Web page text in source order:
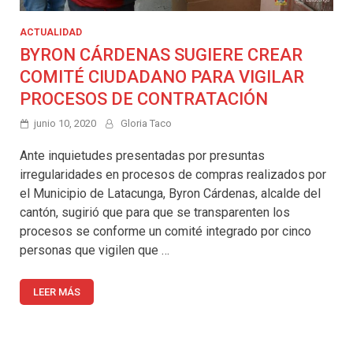
ACTUALIDAD
BYRON CÁRDENAS SUGIERE CREAR
COMITÉ CIUDADANO PARA VIGILAR
PROCESOS DE CONTRATACIÓN
junio 10, 2020 Gloria Taco
Ante inquietudes presentadas por presuntas
irregularidades en procesos de compras realizados por
el Municipio de Latacunga, Byron Cárdenas, alcalde del
cantón, sugirió que para que se transparenten los
procesos se conforme un comité integrado por cinco
personas que vigilen que …
LEER MÁS